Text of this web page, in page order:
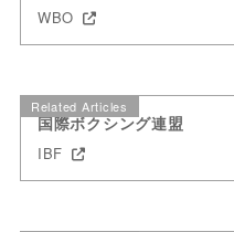
WBO
Related Articles
国際ボクシング連盟
IBF